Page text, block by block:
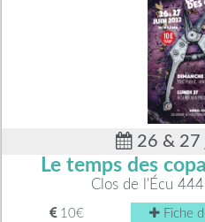
26 & 27
Le temps des
Clos de l'Écu
10€ Fiche